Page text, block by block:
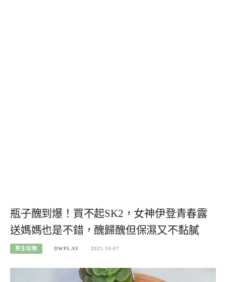
瓶子醜到爆！買不起SK2，女神伊登青春露
送媽媽也是不錯，醜歸醜但保濕又不黏膩
男生玩物 DWPLAY 2021-10-07